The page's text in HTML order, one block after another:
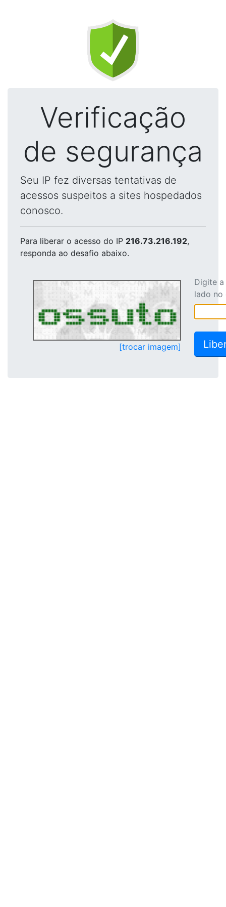
Verificação
de segurança
Seu IP fez diversas tentativas de
acessos suspeitos a sites hospedados
conosco.
Para liberar o acesso do IP 216.73.216.192,
responda ao desafio abaixo.
[trocar imagem]
Digite
lado no